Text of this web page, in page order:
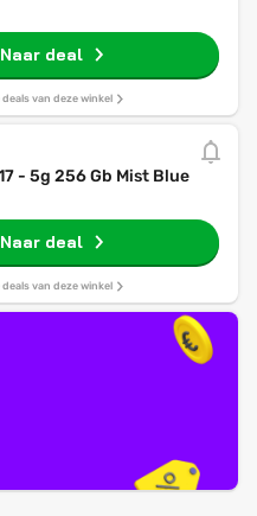
Naar deal
deals van deze winkel
- 5g 256 Gb Mist Blue
Naar deal
deals van deze winkel